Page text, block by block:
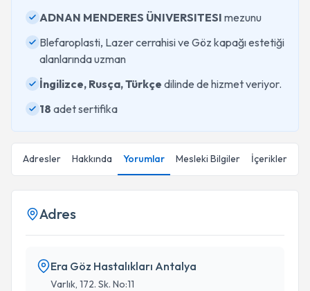
ADNAN MENDERES ÜNIVERSITESI mezunu
Blefaroplasti, Lazer cerrahisi ve Göz kapağı estetiği
alanlarında uzman
İngilizce, Rusça, Türkçe dilinde de hizmet veriyor.
18 adet sertifika
Adresler Hakkında Yorumlar Mesleki Bilgiler İçerikler
Adres
Era Göz Hastalıkları Antalya
Varlık, 172. Sk. No:11